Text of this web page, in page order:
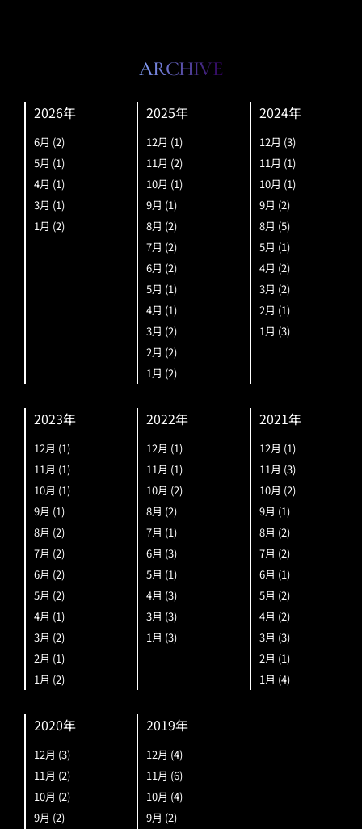
ARCHIVE
2026年
6月 (2)
5月 (1)
4月 (1)
3月 (1)
1月 (2)
2025年
12月 (1)
11月 (2)
10月 (1)
9月 (1)
8月 (2)
7月 (2)
6月 (2)
5月 (1)
4月 (1)
3月 (2)
2月 (2)
1月 (2)
2024年
12月 (3)
11月 (1)
10月 (1)
9月 (2)
8月 (5)
5月 (1)
4月 (2)
3月 (2)
2月 (1)
1月 (3)
2023年
12月 (1)
11月 (1)
10月 (1)
9月 (1)
8月 (2)
7月 (2)
6月 (2)
5月 (2)
4月 (1)
3月 (2)
2月 (1)
1月 (2)
2022年
12月 (1)
11月 (1)
10月 (2)
8月 (2)
7月 (1)
6月 (3)
5月 (1)
4月 (3)
3月 (3)
1月 (3)
2021年
12月 (1)
11月 (3)
10月 (2)
9月 (1)
8月 (2)
7月 (2)
6月 (1)
5月 (2)
4月 (2)
3月 (3)
2月 (1)
1月 (4)
2020年
12月 (3)
11月 (2)
10月 (2)
9月 (2)
2019年
12月 (4)
11月 (6)
10月 (4)
9月 (2)